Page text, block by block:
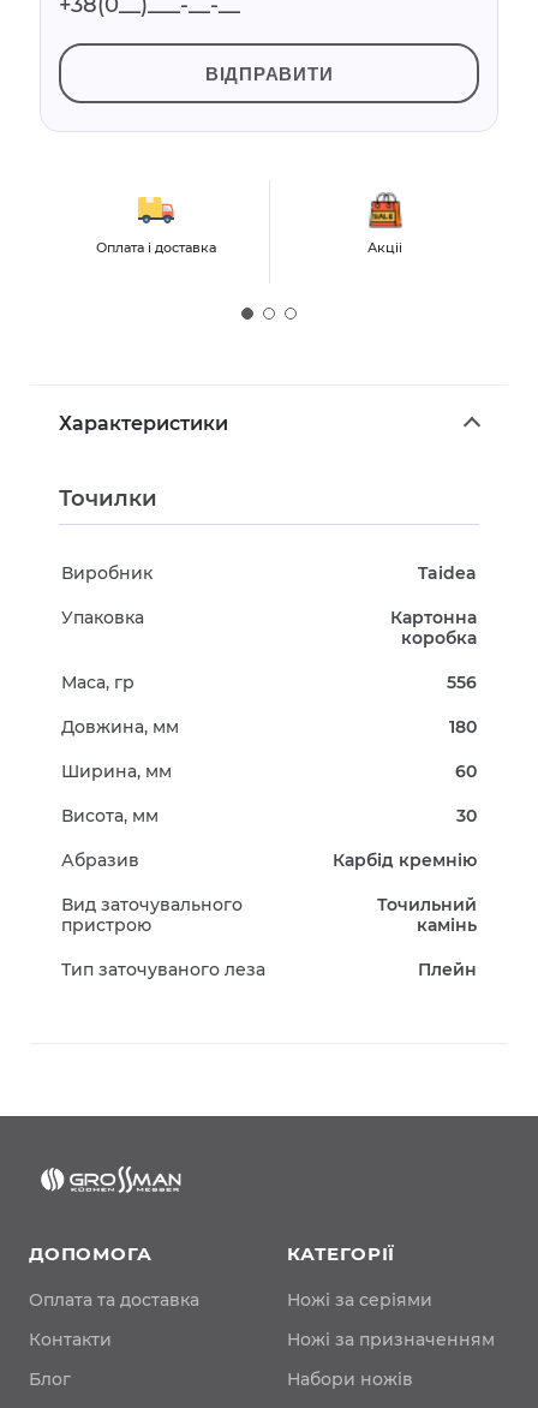
ВІДПРАВИТИ
Оплата і доставка Акціі
Характеристики
Точилки
Виробник Taidea
Упаковка
Картонна
коробка
Маса, гр 556
Довжина, мм 180
Ширина, мм 60
Висота, мм 30
Абразив Карбід кремнію
Вид заточувального
пристрою
Точильний
камінь
Тип заточуваного леза Плейн
ДОПОМОГА
Оплата та доставка
Контакти
Блог
КАТЕГОРІЇ
Ножі за серіями
Ножі за призначенням
Набори ножів